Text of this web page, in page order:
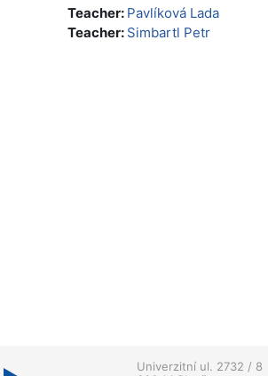
Teacher: Pavlíková Lada
Teacher: Simbartl Petr
Univerzitní ul. 2732 / 8